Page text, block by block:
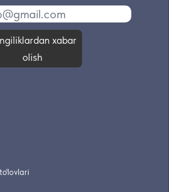
xabar
olish